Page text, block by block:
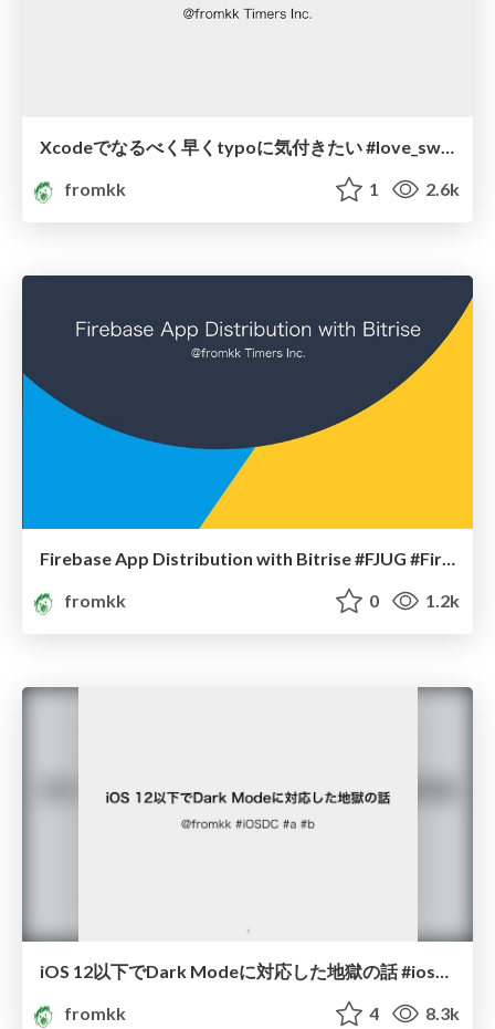
Xcodeでなるべく早くtypoに気付きたい #love_swift/notice typo asap earlier on xcode
fromkk
1 2.6k
Firebase App Distribution with Bitrise #FJUG #FirebaseSummit #BetterTogether/Firebase App Distribution with Bitrise
fromkk
0 1.2k
fromkk
4 8.3k